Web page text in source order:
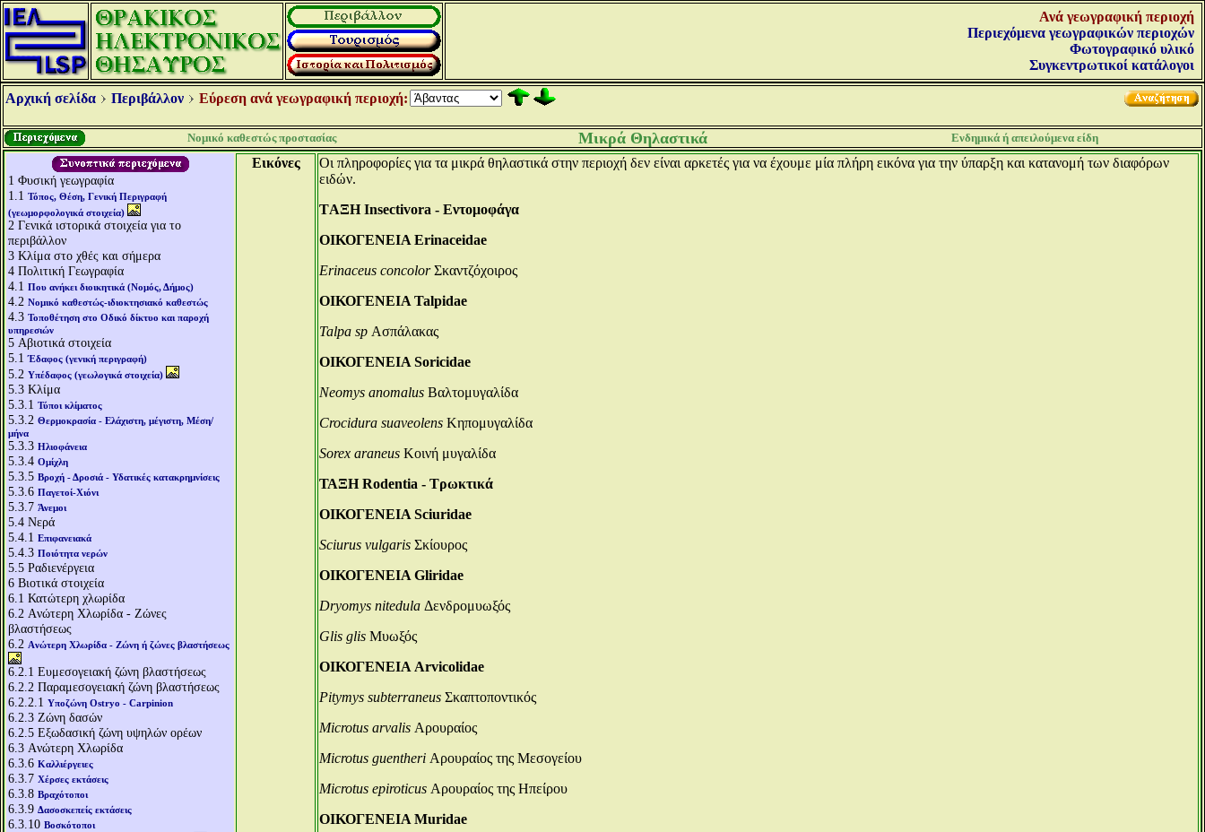
Ανά γεωγραφική περιοχή
Περιεχόμενα γεωγραφικών περιοχών
Φωτογραφικό υλικό
Συγκεντρωτικοί κατάλογοι
Αρχική σελίδα Περιβάλλον Εύρεση ανά γεωγραφική περιοχή:
Νομικό καθεστώς προστασίας Μικρά Θηλαστικά Ενδημικά ή απειλούμενα είδη
1 Φυσική γεωγραφία
1.1 Τόπος, Θέση, Γενική Περιγραφή
(γεωμορφολογικά στοιχεία)
2 Γενικά ιστορικά στοιχεία για το
περιβάλλον
3 Κλίμα στο χθές και σήμερα
4 Πολιτική Γεωγραφία
4.1 Που ανήκει διοικητικά (Νομός, Δήμος)
4.2 Νομικό καθεστώς-ιδιοκτησιακό καθεστώς
4.3 Τοποθέτηση στο Οδικό δίκτυο και παροχή
υπηρεσιών
5 Αβιοτικά στοιχεία
5.1Έδαφος (γενική περιγραφή)
5.2 Υπέδαφος (γεωλογικά στοιχεία)
5.3 Κλίμα
5.3.1 Τύποι κλίματος
5.3.2 Θερμοκρασία - Ελάχιστη, μέγιστη, Μέση/
μήνα
5.3.3 Ηλιοφάνεια
5.3.4 Ομίχλη
5.3.5 Βροχή - Δροσιά - Υδατικές κατακρημνίσεις
5.3.6 Παγετοί-Χιόνι
5.3.7 Άνεμοι
5.4 Νερά
5.4.1 Επιφανειακά
5.4.3 Ποιότητα νερών
5.5 Ραδιενέργεια
6 Βιοτικά στοιχεία
6.1 Κατώτερη χλωρίδα
6.2 Aνώτερη Χλωρίδα - Ζώνες
βλαστήσεως
6.2 Aνώτερη Χλωρίδα - Ζώνη ή ζώνες βλαστήσεως
6.2.1 Ευμεσογειακή ζώνη βλαστήσεως
6.2.2 Παραμεσογειακή ζώνη βλαστήσεως
6.2.2.1 Υποζώνη Ostryo - Carpinion
6.2.3 Ζώνη δασών
6.2.5 Εξωδασική ζώνη υψηλών ορέων
6.3 Aνώτερη Χλωρίδα
6.3.6 Καλλιέργειες
6.3.7 Χέρσες εκτάσεις
6.3.8 Βραχότοποι
6.3.9 Δασοσκεπείς εκτάσεις
6.3.10 Βοσκότοποι
Εικόνες
Οι πληροφορίες για τα μικρά θηλαστικά στην περιοχή δεν είναι αρκετές για να έχουμε μία πλήρη εικόνα για την ύπαρξη και κατανομή των διαφόρων
ειδών.
TΑΞΗ Insectivora - Eντομοφάγα
ΟΙΚΟΓΕΝΕΙΑ Erinaceidae
Erinaceus concolorΣκαντζόχοιρος
ΟΙΚΟΓΕΝΕΙΑ Talpidae
Talpa sp Ασπάλακας
ΟΙΚΟΓΕΝΕΙΑ Soricidae
Neomys anomalus Βαλτομυγαλίδα
Crocidura suaveolens Κηπομυγαλίδα
Sorex araneus Κοινή μυγαλίδα
ΤΑΞΗ Rodentia - Τρωκτικά
ΟΙΚΟΓΕΝΕΙΑ Sciuridae
Sciurus vulgaris Σκίουρος
ΟΙΚΟΓΕΝΕΙΑ Gliridae
Dryomys nitedula Δενδρομυωξός
Glis glis Μυωξός
ΟΙΚΟΓΕΝΕΙΑ Arvicolidae
Pitymys subterraneus Σκαπτοποντικός
Microtus arvalis Αρουραίος
Microtus guentheri Αρουραίος της Μεσογείου
Microtus epiroticus Αρουραίος της Ηπείρου
ΟΙΚΟΓΕΝΕΙΑ Muridae